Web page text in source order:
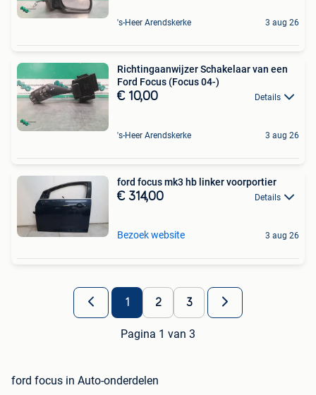
's-Heer Arendskerke 3 aug 26
Richtingaanwijzer Schakelaar van een
Ford Focus (Focus 04-)
€ 10,00 Details
's-Heer Arendskerke 3 aug 26
ford focus mk3 hb linker voorportier
€ 314,00 Details
Bezoek website 3 aug 26
1 2 3
Pagina 1 van 3
ford focus in Auto-onderdelen